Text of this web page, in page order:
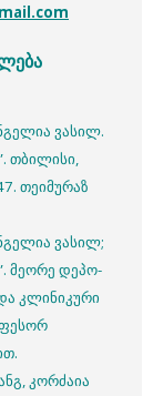
ვასილ.
თბილისი,
თეიმურაზ
ვასილ;
მეორე დეპო-
კლინიკური
კორძაია